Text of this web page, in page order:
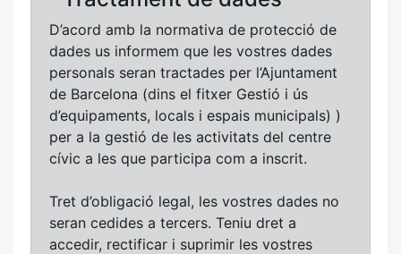
D’acord amb la normativa de protecció de
dades us informem que les vostres dades
personals seran tractades per l’Ajuntament
de Barcelona (dins el fitxer Gestió i ús
d’equipaments, locals i espais municipals) )
per a la gestió de les activitats del centre
cívic a les que participa com a inscrit.
Tret d’obligació legal, les vostres dades no
seran cedides a tercers. Teniu dret a
accedir, rectificar i suprimir les vostres